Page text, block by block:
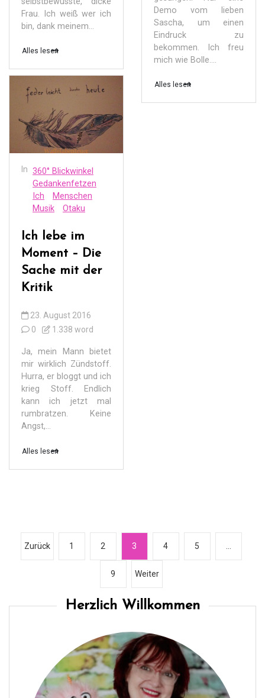
Frau. Ich weiß wer ich
bin, dank meinem...
Alles lesen
In 360° Blickwinkel
Gedankenfetzen
Ich
Menschen
Musik
Otaku
Ich lebe im
Moment – Die
Sache mit der
Kritik
23. August 2016
0
1.338 word
Ja, mein Mann bietet
mir wirklich Zündstoff.
Hurra, er bloggt und ich
krieg Stoff. Endlich
kann ich jetzt mal
rumbratzen. Keine
Angst,...
Alles lesen
Demo vom lieben
Sascha, um einen
Eindruck zu
bekommen. Ich freu
mich wie Bolle....
Alles lesen
Zurück 1 2 3 4 5
9 Weiter
Herzlich Willkommen